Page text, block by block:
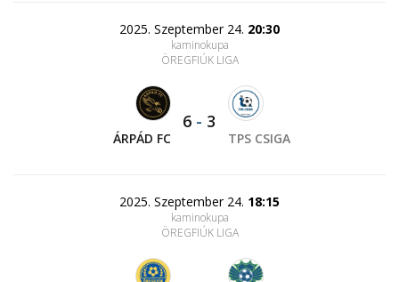
2025. Szeptember 24. 20:30
kaminokupa
ÖREGFIÚK LIGA
ÁRPÁD FC
6 - 3
TPS CSIGA
2025. Szeptember 24. 18:15
kaminokupa
ÖREGFIÚK LIGA